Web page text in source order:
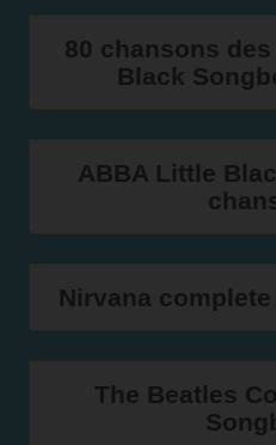
80 chansons
Black
ABBA Little
Nirvana
The Beatles